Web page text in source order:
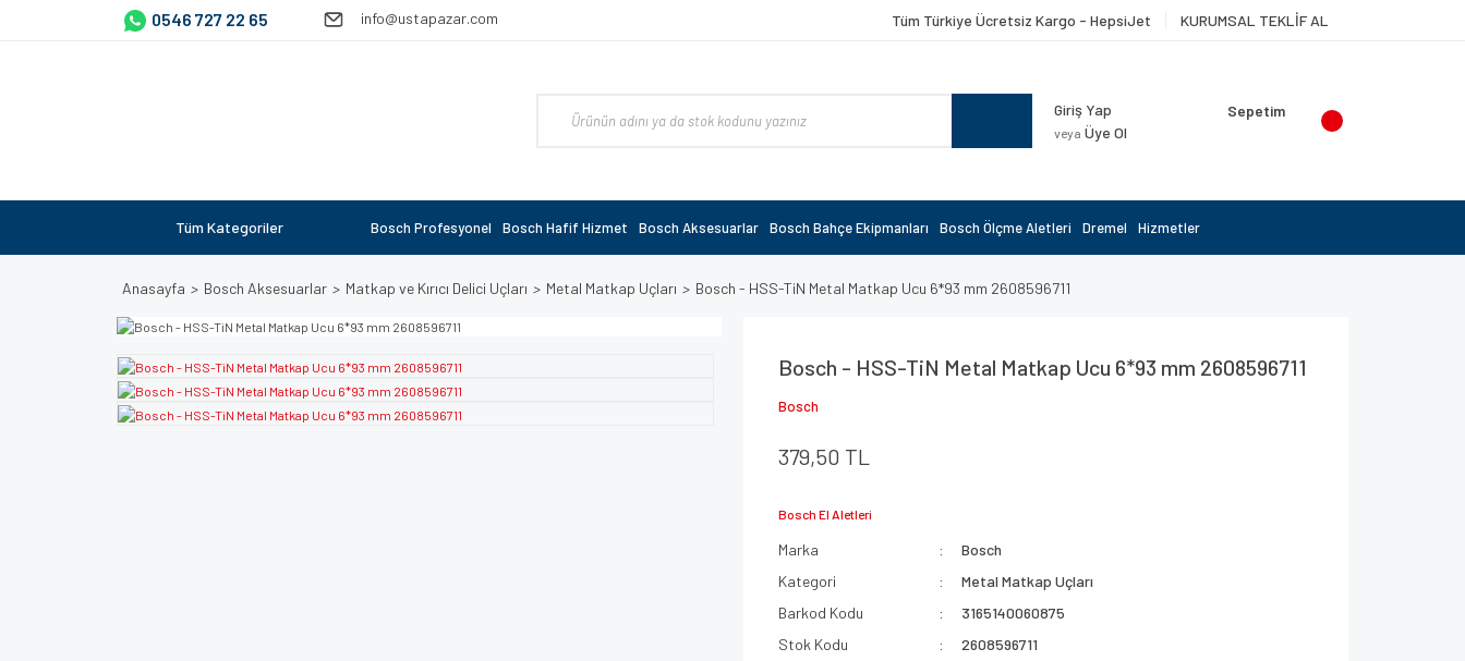
0546 727 22 65 info@ustapazar.com Tüm Türkiye Ücretsiz Kargo - HepsiJet KURUMSAL TEKLİF AL
Giriş Yap
veya Üye Ol
Sepetim
Tüm Kategoriler Bosch Profesyonel Bosch Hafif Hizmet Bosch Aksesuarlar Bosch Bahçe Ekipmanları Bosch Ölçme Aletleri Dremel Hizmetler
Anasayfa Bosch Aksesuarlar Matkap ve Kırıcı Delici Uçları Metal Matkap Uçları Bosch - HSS-TiN Metal Matkap Ucu 6*93 mm 2608596711
Bosch - HSS-TiN Metal Matkap Ucu 6*93 mm 2608596711
Bosch
379,50 TL
Bosch El Aletleri
Marka
Bosch
Kategori
Metal Matkap Uçları
Barkod Kodu
3165140060875
Stok Kodu
2608596711